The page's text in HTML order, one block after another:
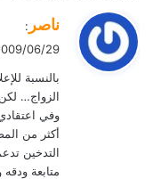
ي
ل
ناصر :
2009/06/29 الساعة 12:07
بالنسبة
الزواج…
وفي
أكثر من
التدخين
متابعة